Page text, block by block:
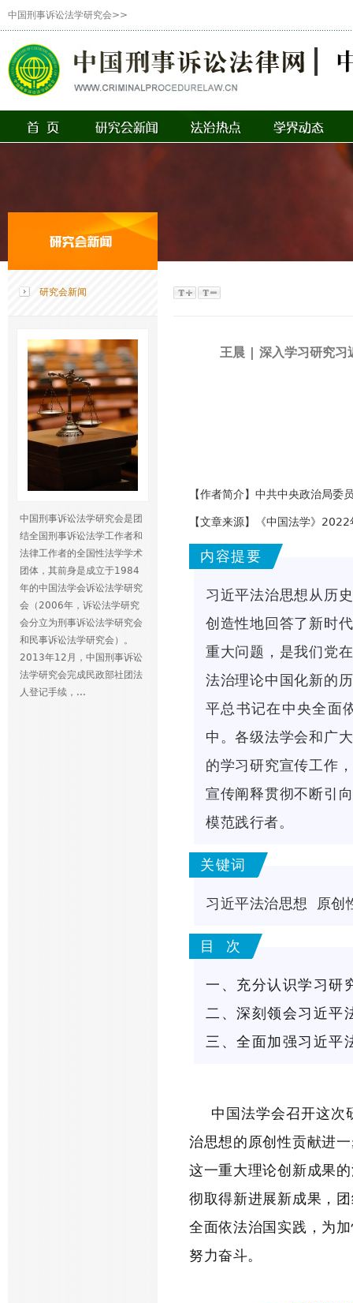
中国刑事诉讼法学研究会>>
研究会新闻
中国刑事诉讼法学研究会是团
结全国刑事诉讼法学工作者和
法律工作者的全国性法学学术
团体，其前身是成立于1984
年的中国法学会诉讼法学研究
会（2006年，诉讼法学研究
会分立为刑事诉讼法学研究会
和民事诉讼法学研究会）。
2013年12月，中国刑事诉讼
法学研究会完成民政部社团法
人登记手续，...
王晨 | 深入学习研究习
【作者简介】中共中央政治局委
【文章来源】《中国法学》
内容提要
习近平法治思想从历
创造性地回答了新时
重大问题，是我们党
法治理论中国化新的
平总书记在中央全面
中。各级法学会和广
的学习研究宣传工作
宣传阐释贯彻不断引
模范践行者。
关键词
习近平法治思想 原创
目 次
一、充分认识学习研
二、深刻领会习近平
三、全面加强习近平
中国法学会召开这次
治思想的原创性贡献进
这一重大理论创新成果
彻取得新进展新成果，
全面依法治国实践，为
努力奋斗。